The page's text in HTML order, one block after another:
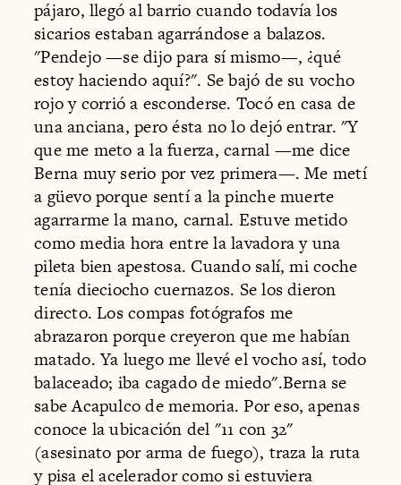
pájaro, llegó al barrio cuando todavía los
sicarios estaban agarrándose a balazos.
"Pendejo —se dijo para sí mismo—, ¿qué
estoy haciendo aquí?". Se bajó de su vocho
rojo y corrió a esconderse. Tocó en casa de
una anciana, pero ésta no lo dejó entrar. "Y
que me meto a la fuerza, carnal —me dice
Berna muy serio por vez primera—. Me metí
a güevo porque sentí a la pinche muerte
agarrarme la mano, carnal. Estuve metido
como media hora entre la lavadora y una
pileta bien apestosa. Cuando salí, mi coche
tenía dieciocho cuernazos. Se los dieron
directo. Los compas fotógrafos me
abrazaron porque creyeron que me habían
matado. Ya luego me llevé el vocho así, todo
balaceado; iba cagado de miedo".Berna se
sabe Acapulco de memoria. Por eso, apenas
conoce la ubicación del "11 con 32"
(asesinato por arma de fuego), traza la ruta
y pisa el acelerador como si estuviera